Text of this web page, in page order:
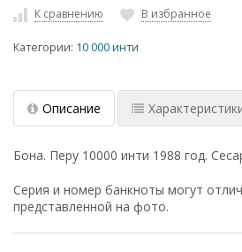
К сравнению В избранное
Категории: 10 000 инти
Описание
Бона. Перу 10000 инти 1988 год.
Серия и номер банкноты могут
представленной на фото.